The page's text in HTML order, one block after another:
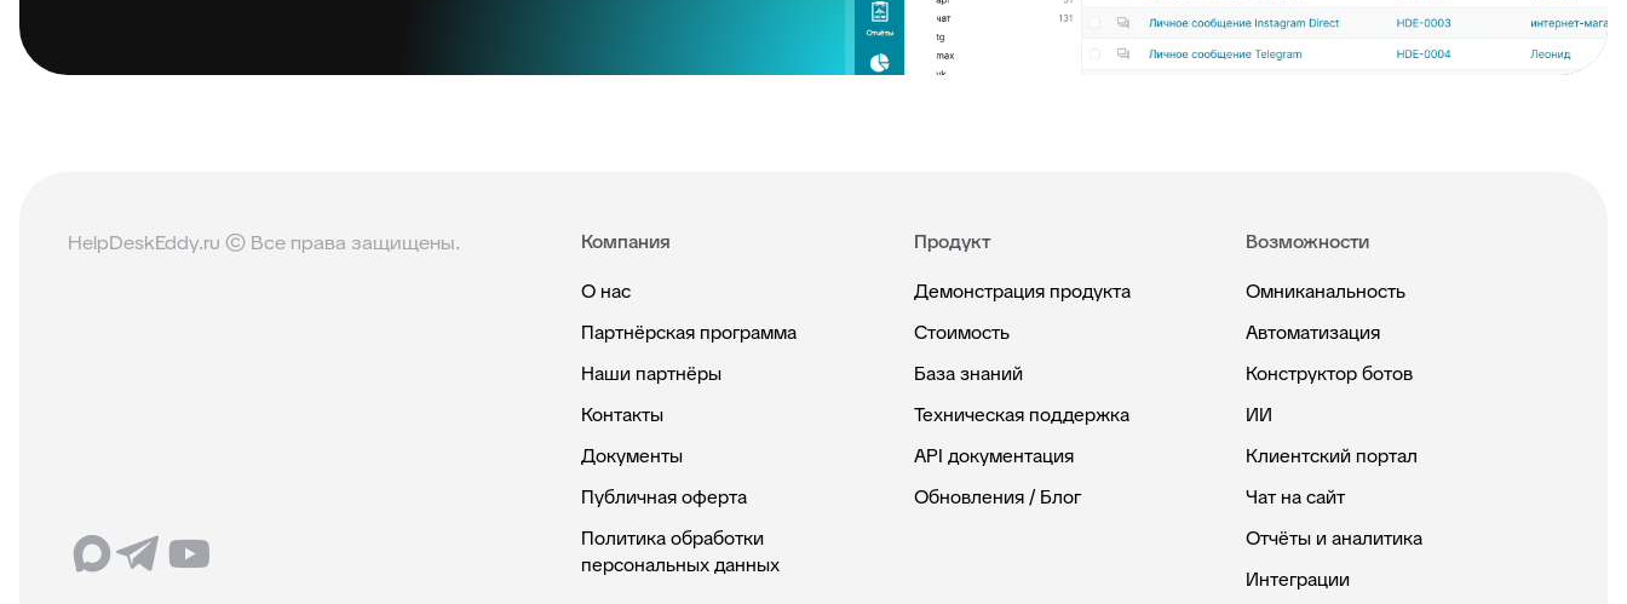
HelpDeskEddy.ru © Все права защищены.
Компания
О нас
Партнёрская программа
Наши партнёры
Контакты
Документы
Публичная оферта
Политика обработки
персональных данных
Продукт
Демонстрация продукта
Стоимость
База знаний
Техническая поддержка
API документация
Обновления / Блог
Возможности
Омниканальность
Автоматизация
Конструктор ботов
ИИ
Клиентский портал
Чат на сайт
Отчёты и аналитика
Интеграции